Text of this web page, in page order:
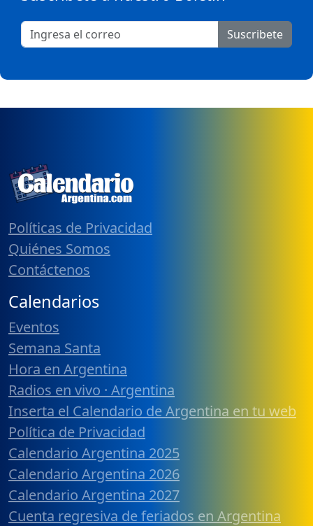
Suscribete
Políticas de Privacidad
Quiénes Somos
Contáctenos
Calendarios
Eventos
Semana Santa
Hora en Argentina
Radios en vivo · Argentina
Inserta el Calendario de Argentina en tu web
Política de Privacidad
Calendario Argentina 2025
Calendario Argentina 2026
Calendario Argentina 2027
Cuenta regresiva de feriados en Argentina